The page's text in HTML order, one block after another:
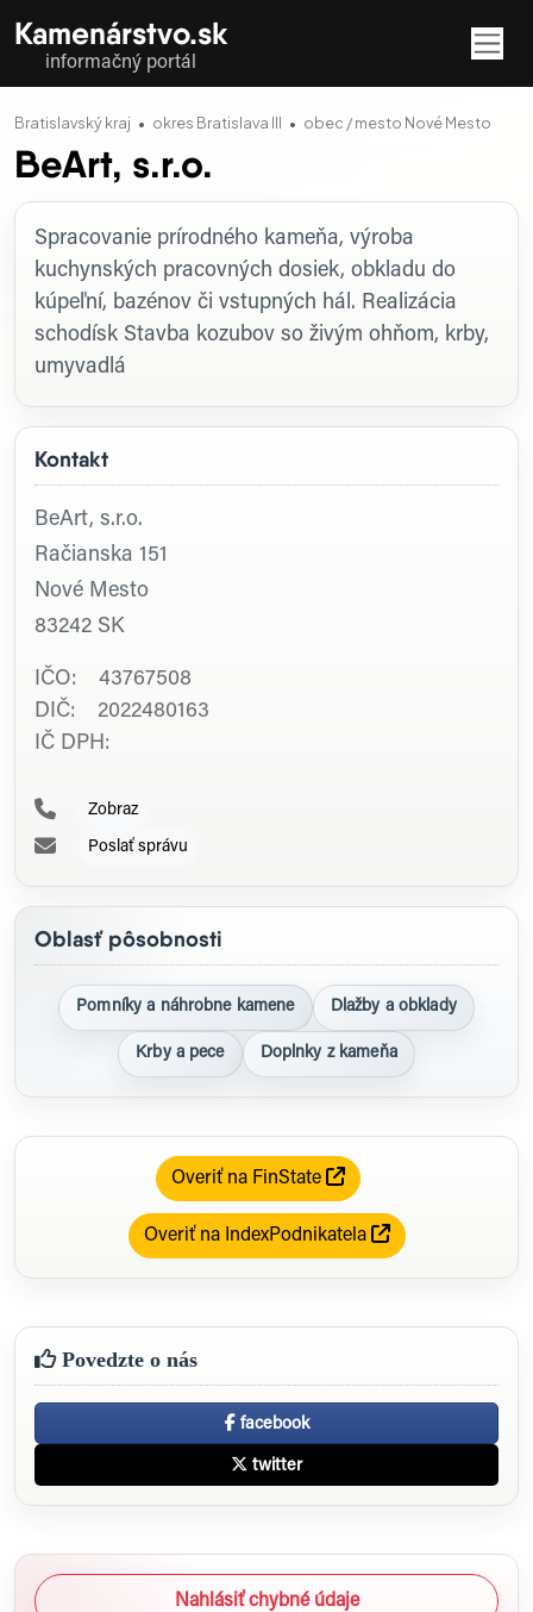
Kamenárstvo.sk
informačný portál
Bratislavský kraj okres Bratislava III obec / mesto Nové Mesto
BeArt, s.r.o.
Kontakt
BeArt, s.r.o.
Račianska 151
Nové Mesto
83242 SK
IČO: 43767508
DIČ: 2022480163
IČ DPH:
Zobraz
Poslať správu
Oblasť pôsobnosti
Pomníky a náhrobne kamene Dlažby a obklady
Krby a pece Doplnky z kameňa
Overiť na FinState
Overiť na IndexPodnikatela
Povedzte o nás
facebook
twitter
Nahlásiť chybné údaje
Profil firmy
Spracovanie prírodného kameňa, výroba
kuchynských pracovných dosiek, obkladu do
kúpeľní, bazénov či vstupných hál. Realizácia
schodísk Stavba kozubov so živým ohňom, krby,
umyvadlá